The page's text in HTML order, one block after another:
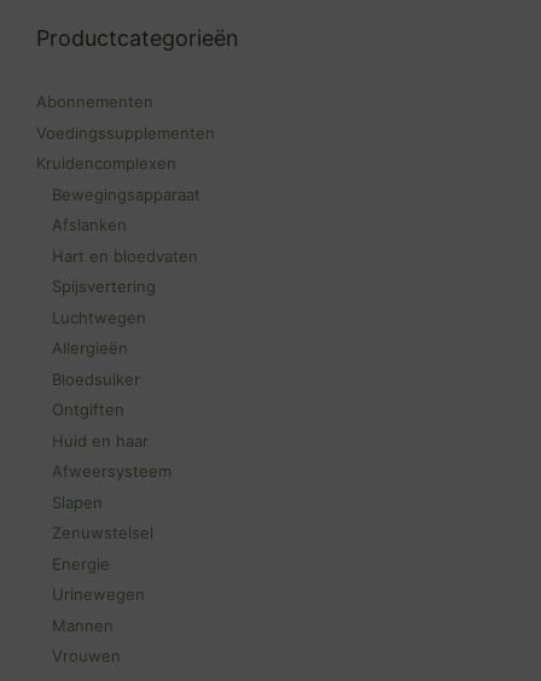
Productcategorieën
Abonnementen
Voedingssupplementen
Kruidencomplexen
Bewegingsapparaat
Afslanken
Hart en bloedvaten
Spijsvertering
Luchtwegen
Allergieën
Bloedsuiker
Ontgiften
Huid en haar
Afweersysteem
Slapen
Zenuwstelsel
Energie
Urinewegen
Mannen
Vrouwen